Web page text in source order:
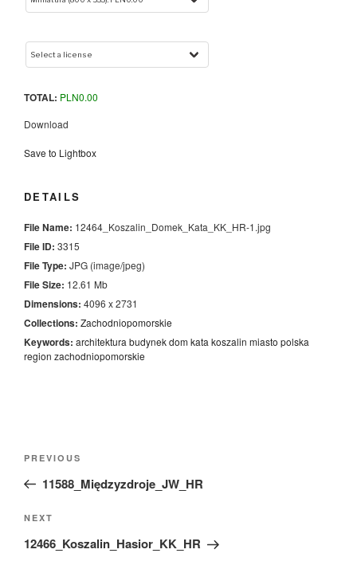
TOTAL: PLN0.00
Download
Save to Lightbox
DETAILS
File Name: 12464_Koszalin_Domek_Kata_KK_HR-1.jpg
File ID: 3315
File Type: JPG (image/jpeg)
File Size: 12.61 Mb
Dimensions: 4096 x 2731
Collections: Zachodniopomorskie
Keywords: architektura budynekdomkata koszalin miasto polska
region zachodniopomorskie
Previous
Post
PREVIOUS
11588_Międzyzdroje_JW_HR
Next
Post
NEXT
12466_Koszalin_Hasior_KK_HR